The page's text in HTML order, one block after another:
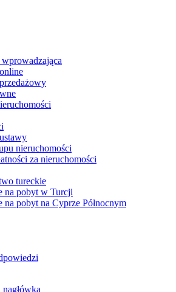
nieruchomości
za nieruchomości
tureckie
na pobyt w Turcji
na pobyt na Cyprze Północnym